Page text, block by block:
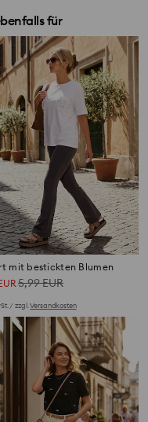
für
mit bestickten Blumen
5,99EUR
/ zzgl.Versandkosten